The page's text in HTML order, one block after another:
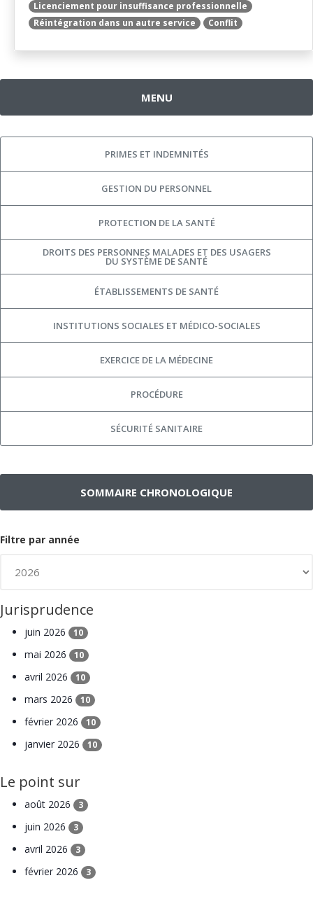
Licenciement pour insuffisance professionnelle
Réintégration dans un autre service
Conflit
MENU
PRIMES ET INDEMNITÉS
GESTION DU PERSONNEL
PROTECTION DE LA SANTÉ
DROITS DES PERSONNES MALADES ET DES USAGERS
DU SYSTÈME DE SANTÉ
ÉTABLISSEMENTS DE SANTÉ
INSTITUTIONS SOCIALES ET MÉDICO-SOCIALES
EXERCICE DE LA MÉDECINE
PROCÉDURE
SÉCURITÉ SANITAIRE
SOMMAIRE CHRONOLOGIQUE
Filtre par année
Jurisprudence
juin 2026 10
mai 2026 10
avril 2026 10
mars 2026 10
février 2026 10
janvier 2026 10
Le point sur
août 2026 3
juin 2026 3
avril 2026 3
février 2026 3